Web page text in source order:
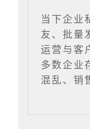
当下企业
友、批量
运营与客
多数企业
混乱、销